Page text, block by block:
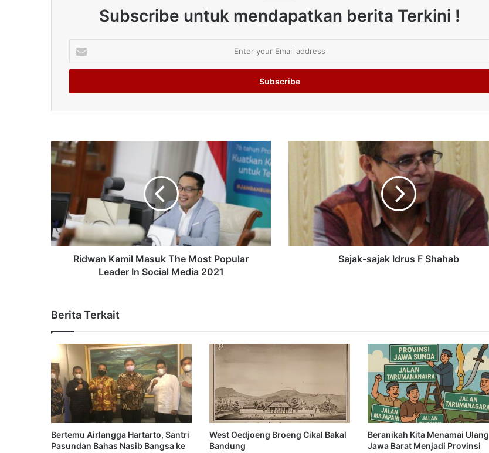
Subscribe untuk mendapatkan berita Terkini !
your
Email
Ridwan Kamil Masuk The Most Popular
Leader In Social Media 2021
Sajak-sajak Idrus F Shahab
Berita Terkait
Bertemu Airlangga Hartarto, Santri
Pasundan Bahas Nasib Bangsa ke
West Oedjoeng Broeng Cikal Bakal
Bandung
Beranikah Kita Menamai Ulang
Jawa Barat Menjadi Provinsi